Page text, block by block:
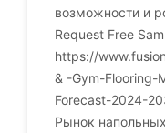
возможности и
Request Free
https://
& -Gym-Flooring-
Forecast-2024-
Рынок